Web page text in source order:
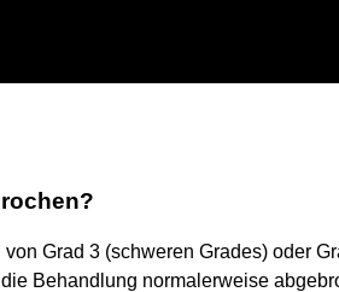
Grad 3 (schweren Grades) oder
Behandlung normalerweise